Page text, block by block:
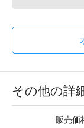
その他の詳
販売価